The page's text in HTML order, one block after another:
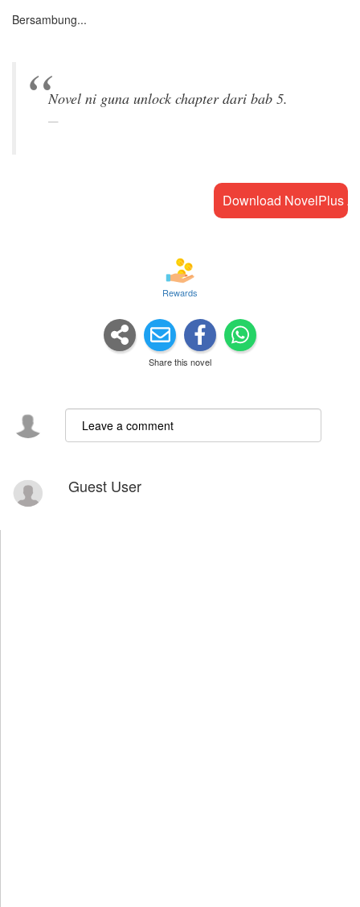
Bersambung...
Download NovelPlus
Rewards
Share this novel
Guest User